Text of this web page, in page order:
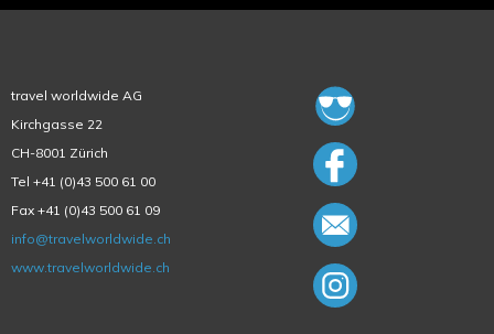
travel worldwide AG
Kirchgasse 22
CH-8001 Zürich
Tel +41 (0)43 500 61 00
Fax +41 (0)43 500 61 09
info@travelworldwide.ch
www.travelworldwide.ch